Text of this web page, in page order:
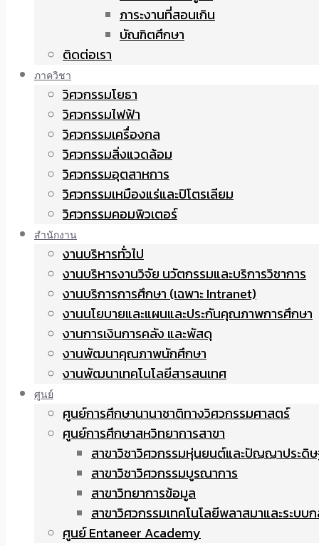
ภาระงานที่สอนเกิน
บัณฑิตศึกษา
ติดต่อเรา
ภาควิชา
วิศวกรรมโยธา
วิศวกรรมไฟฟ้า
วิศวกรรมเครื่องกล
วิศวกรรมสิ่งแวดล้อม
วิศวกรรมอุตสาหการ
วิศวกรรมเหมืองแร่และปิโตรเลียม
วิศวกรรมคอมพิวเตอร์
สำนักงาน
งานบริหารทั่วไป
งานบริหารงานวิจัย นวัตกรรมและบริการวิชาการ
งานบริการการศึกษา (เฉพาะ Intranet)
งานนโยบายและแผนและประกันคุณภาพการศึกษา
งานการเงินการคลัง และพัสดุ
งานพัฒนาคุณภาพนักศึกษา
งานพัฒนาเทคโนโลยีสารสนเทศ
ศูนย์
ศูนย์การศึกษานานาชาติทางวิศวกรรมศาสตร์
ศูนย์การศึกษาสหวิทยาการสาขา
สาขาวิชาวิศวกรรมหุ่นยนต์และปัญญาประดิ
สาขาวิชาวิศวกรรมบูรณาการ
สาขาวิทยาการข้อมูล
สาขาวิศวกรรมเทคโนโลยีพลาสมาและระบบ
ศูนย์ Entaneer Academy